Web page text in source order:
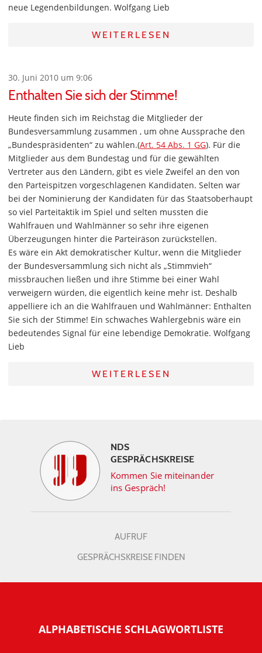
neue Legendenbildungen. Wolfgang Lieb
WEITERLESEN
30. Juni 2010 um 9:06
Enthalten Sie sich der Stimme!
Heute finden sich im Reichstag die Mitglieder der
Bundesversammlung zusammen , um ohne Aussprache den
„Bundespräsidenten“ zu wählen.(Art. 54 Abs. 1 GG). Für die
Mitglieder aus dem Bundestag und für die gewählten
Vertreter aus den Ländern, gibt es viele Zweifel an den von
den Parteispitzen vorgeschlagenen Kandidaten. Selten war
bei der Nominierung der Kandidaten für das Staatsoberhaupt
so viel Parteitaktik im Spiel und selten mussten die
Wahlfrauen und Wahlmänner so sehr ihre eigenen
Überzeugungen hinter die Parteiräson zurückstellen.
Es wäre ein Akt demokratischer Kultur, wenn die Mitglieder
der Bundesversammlung sich nicht als „Stimmvieh“
missbrauchen ließen und ihre Stimme bei einer Wahl
verweigern würden, die eigentlich keine mehr ist. Deshalb
appelliere ich an die Wahlfrauen und Wahlmänner: Enthalten
Sie sich der Stimme! Ein schwaches Wahlergebnis wäre ein
bedeutendes Signal für eine lebendige Demokratie. Wolfgang
Lieb
WEITERLESEN
NDS
GESPRÄCHSKREISE
Kommen Sie miteinander
ins Gespräch!
AUFRUF
GESPRÄCHSKREISE FINDEN
ALPHABETISCHE SCHLAGWORTLISTE